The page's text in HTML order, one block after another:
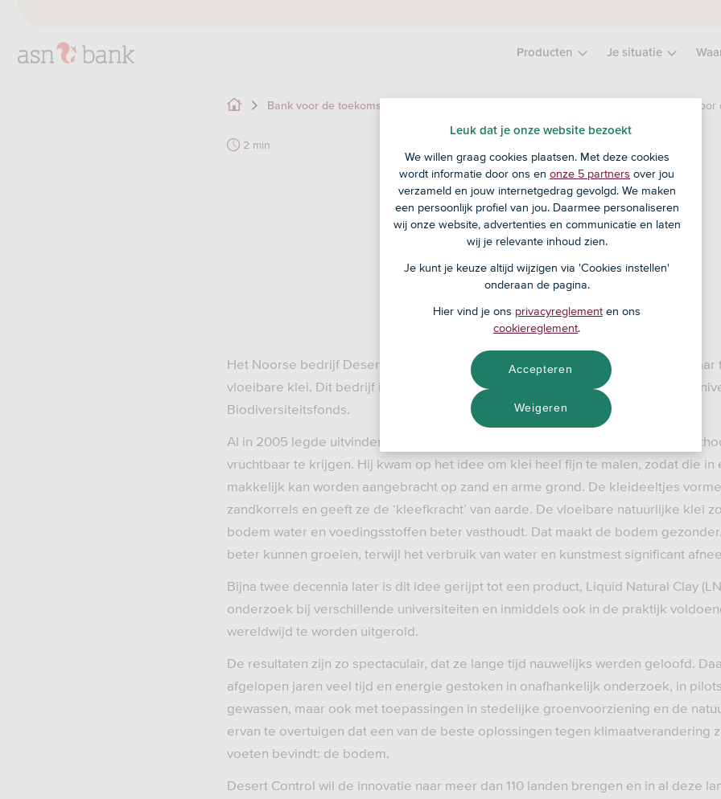
Producten Je situatie
Bank voor de toekomst MATCH! Desert Control matcht met het beste universum voor
2 min
Het Noorse bedrijf Desert Control weet verwoestijnde gebieden weer vruchtbaar
vloeibare klei. Dit bedrijf is in het vierde kwartaal van 2023 toegelaten tot het
Biodiversiteitsfonds.
Al in 2005 legde uitvinder en oprichter Kristian P. Olesen de basis voor een
vruchtbaar te krijgen. Hij kwam op het idee om klei heel fijn te malen, zodat die in
makkelijk kan worden aangebracht op zand en arme grond. De kleideeltjes
zandkorrels en geeft ze de ‘kleefkracht’ van aarde. De vloeibare natuurlijke klei
bodem water en voedingsstoffen beter vasthoudt. Dat maakt de bodem
beter kunnen groeien, terwijl het verbruik van water en kunstmest significant
Bijna twee decennia later is dit idee gerijpt tot een product, Liquid Natural Clay
onderzoek bij verschillende universiteiten en inmiddels ook in de praktijk
wereldwijd te worden uitgerold.
De resultaten zijn zo spectaculair, dat ze lange tijd nauwelijks werden geloofd.
afgelopen jaren veel tijd en energie gestoken in onafhankelijk onderzoek, in
gewassen, maar ook met toepassingen in stedelijke groenvoorziening en de
ervan te overtuigen dat een van de beste oplossingen tegen klimaatverandering
voeten bevindt: de bodem.
Desert Control wil de innovatie naar meer dan 110 landen brengen en in al deze
Leuk dat je onze website bezoekt
We willen graag cookies plaatsen. Met deze cookies
wordt informatie door ons en onze 5 partners over jou
verzameld en jouw internetgedrag gevolgd. We maken
een persoonlijk profiel van jou. Daarmee personaliseren
wij onze website, advertenties en communicatie en laten
wij je relevante inhoud zien.
Je kunt je keuze altijd wijzigen via 'Cookies instellen'
onderaan de pagina.
Hier vind je ons privacyreglement en ons
cookiereglement.
Weigeren
Accepteren